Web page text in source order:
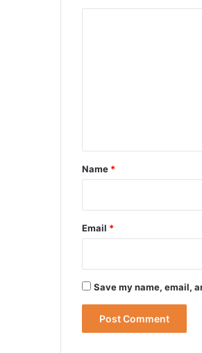
*
Name *
Email *
Save my name, email,